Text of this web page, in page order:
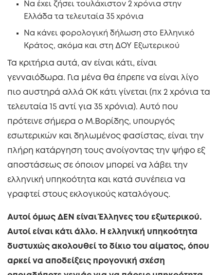
Να έχει ζήσει τουλάχιστον 2 χρόνια στην
Ελλάδα τα τελευταία 35 χρόνια
Να κάνει φορολογική δήλωση στο Ελληνικό
Κράτος, ακόμα και στη ΔΟΥ Εξωτερικού
Τα κριτήρια αυτά, αν είναι κάτι, είναι
γενναιόδωρα. Για μένα θα έπρεπε να είναι λίγο
πιο αυστηρά αλλά ΟΚ κάτι γίνεται (πχ 2 χρόνια τα
τελευταία 15 αντί για 35 χρόνια). Αυτό που
πρότεινε σήμερα ο Μ.Βορίδης, υπουργός
εσωτερικών και δηλωμένος φασίστας, είναι την
πλήρη κατάργηση τους ανοίγοντας την ψήφο εξ
αποστάσεως σε όποιον μπορεί να λάβει την
ελληνική υπηκοότητα και κατά συνέπεια να
γραφτεί στους εκλογικούς καταλόγους.
Αυτοί όμως ΔΕΝ είναι Έλληνες του εξωτερικού.
Αυτοί είναι κάτι άλλο. Η ελληνική υπηκοότητα
δυστυχώς ακολουθεί το δίκιο του αίματος, όπου
αρκεί να αποδείξεις προγονική σχέση